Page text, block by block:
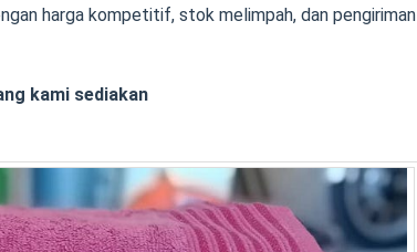
harga kompetitif, stok melimpah, dan pengiriman
kami sediakan